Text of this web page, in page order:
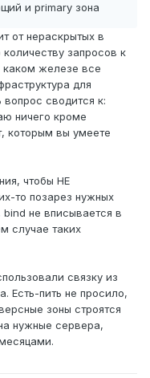
и primary зона
от нераскрытых в
запросов к
железе все
для
сводится к:
ничего кроме
которым вы умеете
чтобы НЕ
то позарез нужных
bind не вписывается в
случае таких
связку из
Есть-пить не просило,
зоны строятся
нужные сервера,